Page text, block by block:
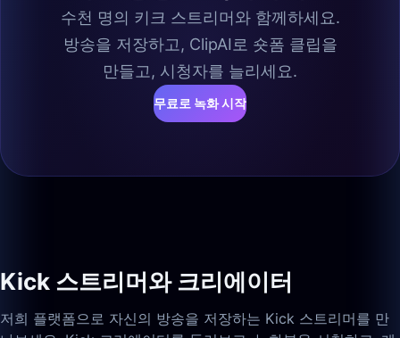
수천 명의 키크 스트리머와 함께하세요.
방송을 저장하고, ClipAI로 숏폼 클립을
만들고, 시청자를 늘리세요.
무료로 녹화 시작
Kick 스트리머와 크리에이터
저희 플랫폼으로 자신의 방송을 저장하는 Kick 스트리머를 만